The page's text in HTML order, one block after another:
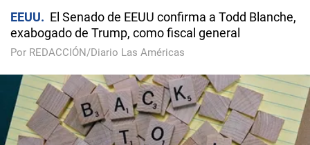
EEUU
El Senado de EEUU confirma a Todd Blanche,
exabogado de Trump, como fiscal general
Por REDACCIÓN/Diario Las Américas